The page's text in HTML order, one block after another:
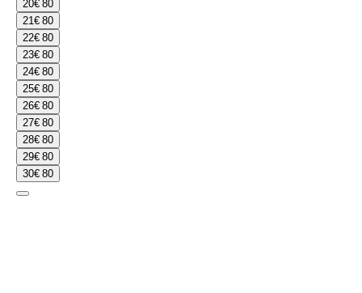
20€ 80
21€ 80
22€ 80
23€ 80
24€ 80
25€ 80
26€ 80
27€ 80
28€ 80
29€ 80
30€ 80